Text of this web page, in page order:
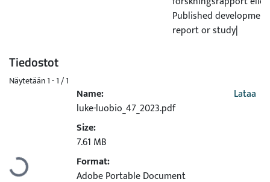
Published
report or study|
Tiedostot
Näytetään1 - 1 / 1
Ladataan...
Name:
luke-luobio_47_2023.pdf
Size:
7.61 MB
Format:
Adobe Portable Document
Lataa